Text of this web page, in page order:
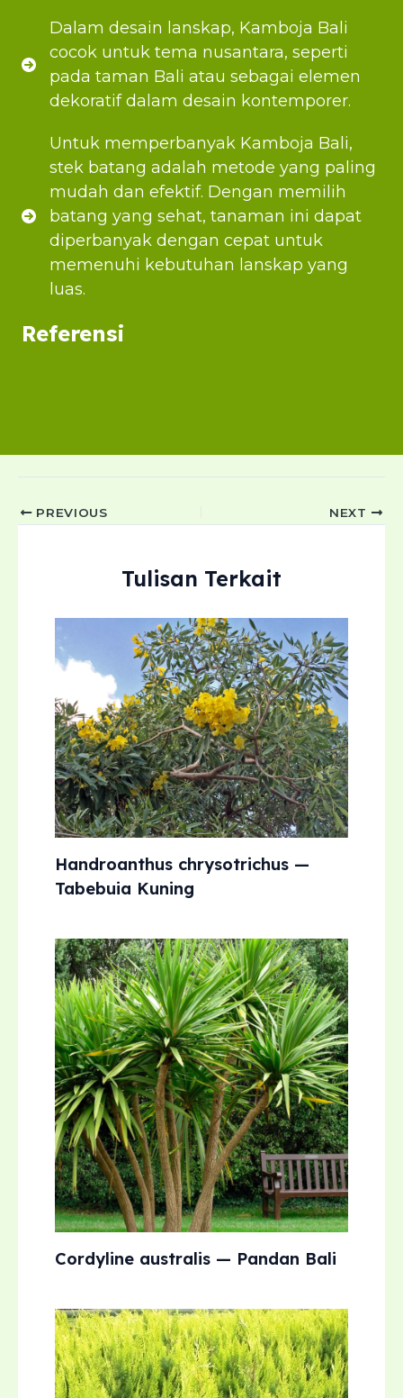
Dalam desain lanskap, Kamboja Bali
cocok untuk tema nusantara, seperti
pada taman Bali atau sebagai elemen
dekoratif dalam desain kontemporer.
Untuk memperbanyak Kamboja Bali,
stek batang adalah metode yang paling
mudah dan efektif. Dengan memilih
batang yang sehat, tanaman ini dapat
diperbanyak dengan cepat untuk
memenuhi kebutuhan lanskap yang
luas.
Referensi
Post
PREVIOUS NEXT
Tulisan Terkait
Handroanthus chrysotrichus —
Tabebuia Kuning
Cordyline australis — Pandan Bali